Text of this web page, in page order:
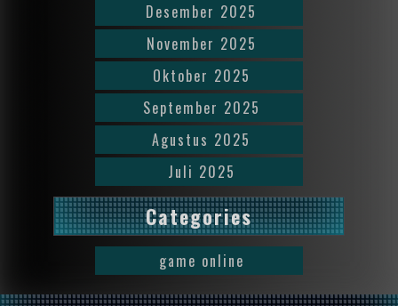
Desember 2025
November 2025
Oktober 2025
September 2025
Agustus 2025
Juli 2025
Categories
game online